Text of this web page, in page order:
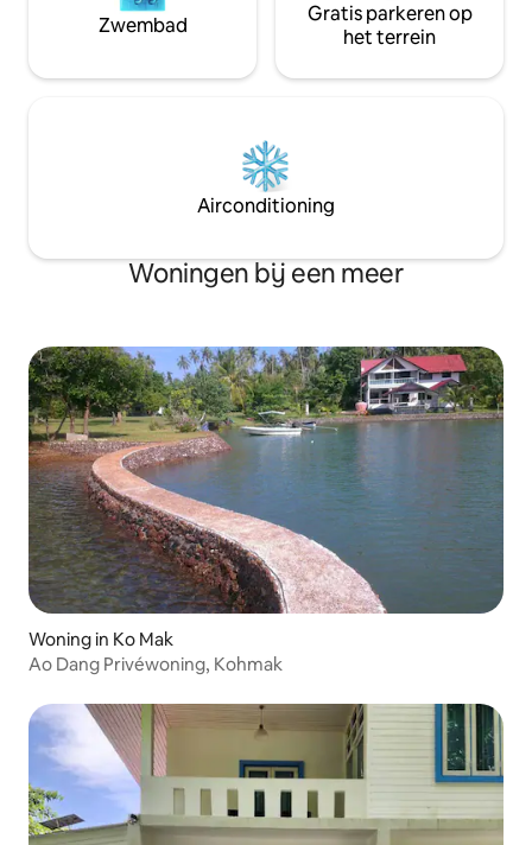
Zwembad
Gratis parkeren op
het terrein
Airconditioning
Woningen bij een meer
Woning in Ko Mak
Ao Dang Privéwoning, Kohmak